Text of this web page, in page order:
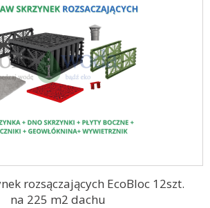
rozsączających EcoBloc 12szt.
na 225 m2 dachu